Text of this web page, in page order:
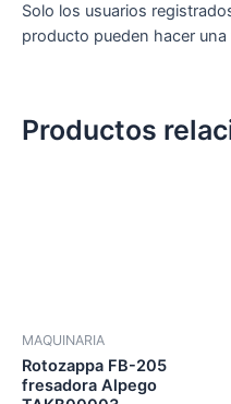
Solo los usuarios
producto pueden hacer una
Productos
MAQUINARIA
Rotozappa FB-205
fresadora Alpego